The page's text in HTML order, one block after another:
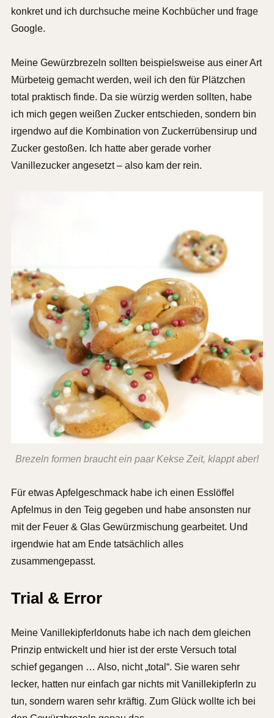
konkret und ich durchsuche meine Kochbücher und frage
Google.
Meine Gewürzbrezeln sollten beispielsweise aus einer Art
Mürbeteig gemacht werden, weil ich den für Plätzchen
total praktisch finde. Da sie würzig werden sollten, habe
ich mich gegen weißen Zucker entschieden, sondern bin
irgendwo auf die Kombination von Zuckerrübensirup und
Zucker gestoßen. Ich hatte aber gerade vorher
Vanillezucker angesetzt – also kam der rein.
Brezeln formen braucht ein paar Kekse Zeit, klappt aber!
Für etwas Apfelgeschmack habe ich einen Esslöffel
Apfelmus in den Teig gegeben und habe ansonsten nur
mit der Feuer & Glas Gewürzmischung gearbeitet. Und
irgendwie hat am Ende tatsächlich alles
zusammengepasst.
Trial & Error
Meine Vanillekipferldonuts habe ich nach dem gleichen
Prinzip entwickelt und hier ist der erste Versuch total
schief gegangen … Also, nicht „total“. Sie waren sehr
lecker, hatten nur einfach gar nichts mit Vanillekipferln zu
tun, sondern waren sehr kräftig. Zum Glück wollte ich bei